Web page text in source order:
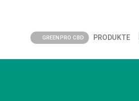
GREENPRO CBD PRODUKTE